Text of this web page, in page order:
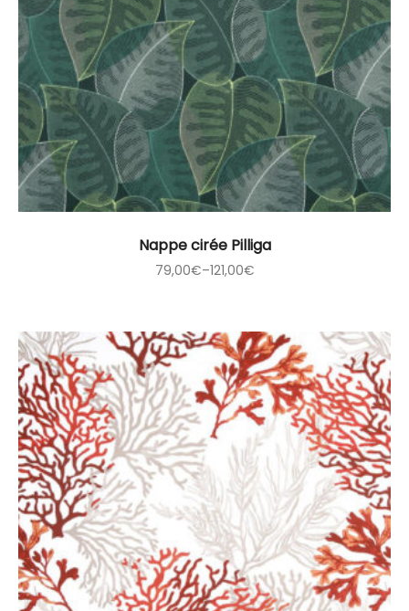
Nappe cirée Pilliga
79,00€–121,00€